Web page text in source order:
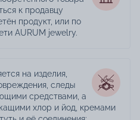
к продавцу
продукт, или по
AURUM jewelry.
на изделия,
следы
средствами, а
хлор и йод, кремами